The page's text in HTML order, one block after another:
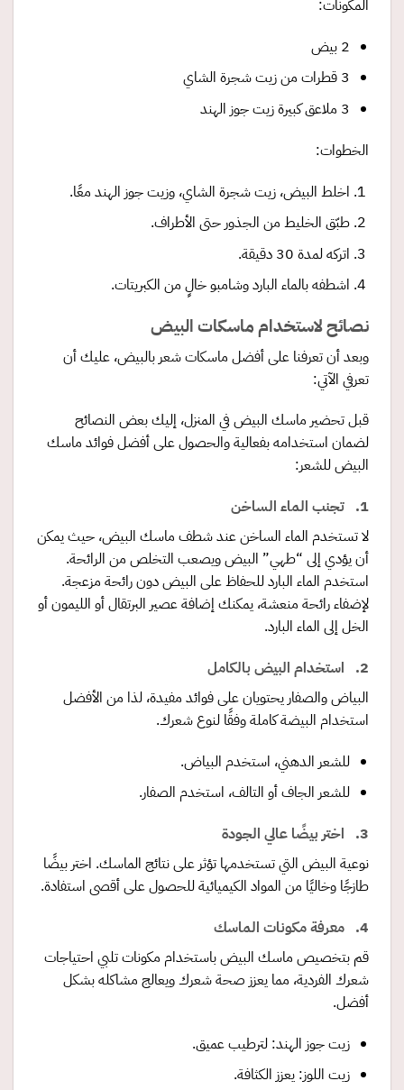
المكونات:
2 بيض
3 قطرات من زيت شجرة الشاي
3 ملاعق كبيرة زيت جوز الهند
الخطوات:
اخلط البيض، زيت شجرة الشاي، وزيت جوز الهند معًا.
طبّق الخليط من الجذور حتى الأطراف.
اتركه لمدة 30 دقيقة.
اشطفه بالماء البارد وشامبو خالٍ من الكبريتات.
نصائح لاستخدام ماسكات البيض
وبعد أن تعرفنا على أفضل ماسكات شعر بالبيض، عليك أن
تعرفي الآتي:
قبل تحضير ماسك البيض في المنزل، إليك بعض النصائح
لضمان استخدامه بفعالية والحصول على أفضل فوائد ماسك
البيض للشعر:
1. تجنب الماء الساخن
لا تستخدم الماء الساخن عند شطف ماسك البيض، حيث يمكن
أن يؤدي إلى “طهي” البيض ويصعب التخلص من الرائحة.
استخدم الماء البارد للحفاظ على البيض دون رائحة مزعجة.
لإضفاء رائحة منعشة، يمكنك إضافة عصير البرتقال أو الليمون أو
الخل إلى الماء البارد.
2. استخدام البيض بالكامل
البياض والصفار يحتويان على فوائد مفيدة، لذا من الأفضل
استخدام البيضة كاملة وفقًا لنوع شعرك.
للشعر الدهني، استخدم البياض.
للشعر الجاف أو التالف، استخدم الصفار.
3. اختر بيضًا عالي الجودة
نوعية البيض التي تستخدمها تؤثر على نتائج الماسك. اختر بيضًا
طازجًا وخاليًا من المواد الكيميائية للحصول على أقصى استفادة.
4. معرفة مكونات الماسك
قم بتخصيص ماسك البيض باستخدام مكونات تلبي احتياجات
شعرك الفردية، مما يعزز صحة شعرك ويعالج مشاكله بشكل
أفضل.
زيت جوز الهند: لترطيب عميق.
زيت اللوز: يعزز الكثافة.